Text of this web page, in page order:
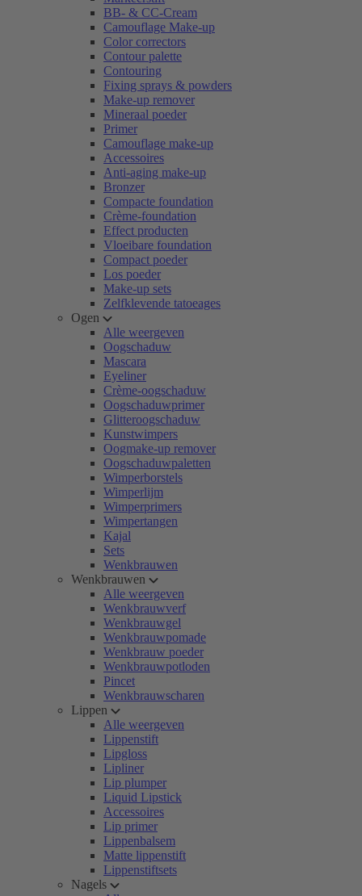
BB- & CC-Cream
Camouflage Make-up
Color correctors
Contour palette
Contouring
Fixing sprays & powders
Make-up remover
Mineraal poeder
Primer
Camouflage make-up
Accessoires
Anti-aging make-up
Bronzer
Compacte foundation
Crème-foundation
Effect producten
Vloeibare foundation
Compact poeder
Los poeder
Make-up sets
Zelfklevende tatoeages
Ogen
Alle weergeven
Oogschaduw
Mascara
Eyeliner
Crème-oogschaduw
Oogschaduwprimer
Glitteroogschaduw
Kunstwimpers
Oogmake-up remover
Oogschaduwpaletten
Wimperborstels
Wimperlijm
Wimperprimers
Wimpertangen
Kajal
Sets
Wenkbrauwen
Wenkbrauwen
Alle weergeven
Wenkbrauwverf
Wenkbrauwgel
Wenkbrauwpomade
Wenkbrauw poeder
Wenkbrauwpotloden
Pincet
Wenkbrauwscharen
Lippen
Alle weergeven
Lippenstift
Lipgloss
Lipliner
Lip plumper
Liquid Lipstick
Accessoires
Lip primer
Lippenbalsem
Matte lippenstift
Lippenstiftsets
Nagels